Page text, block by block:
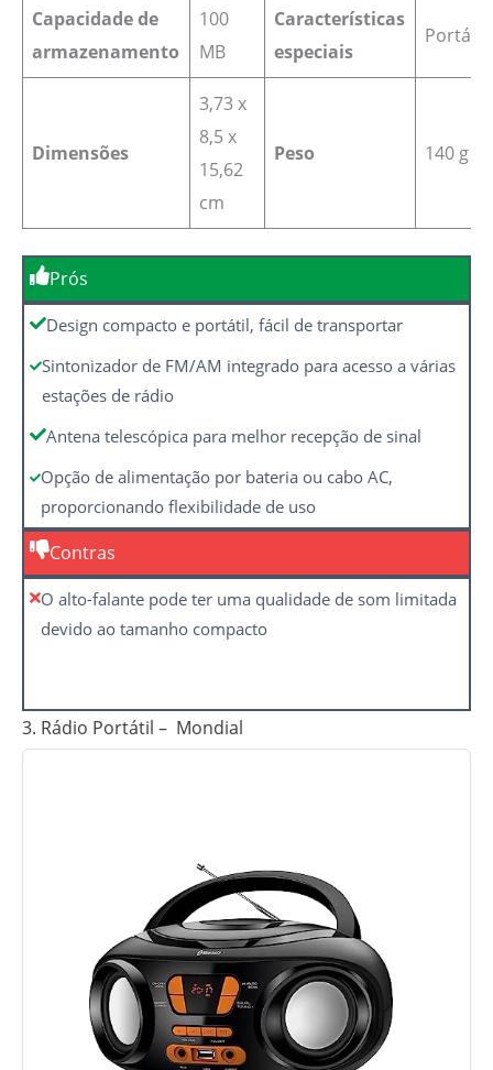
Capacidade de
armazenamento
‎100
MB
Características
especiais
Portátil
Dimensões
‎3,73 x
8,5 x
15,62
cm
Peso 140 g
Prós
Design compacto e portátil, fácil de transportar
Sintonizador de FM/AM integrado para acesso a várias
estações de rádio
Antena telescópica para melhor recepção de sinal
Opção de alimentação por bateria ou cabo AC,
proporcionando flexibilidade de uso
Contras
O alto-falante pode ter uma qualidade de som limitada
devido ao tamanho compacto
3. Rádio Portátil – Mondial